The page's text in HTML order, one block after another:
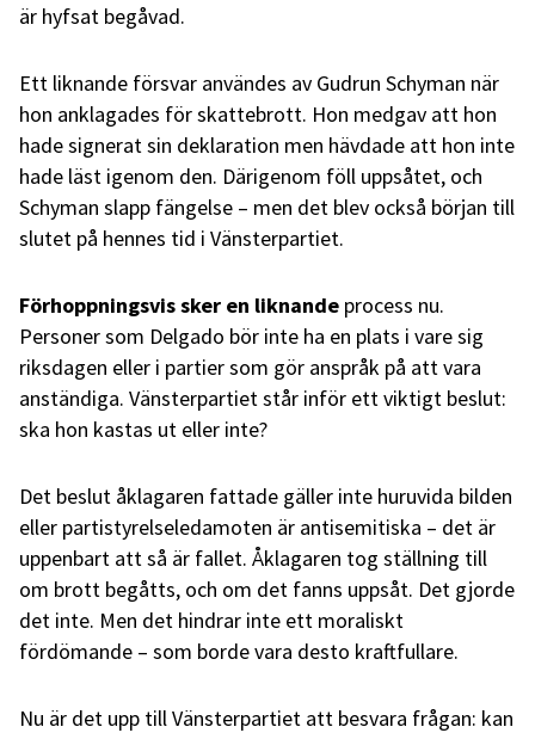
är hyfsat begåvad.
Ett liknande försvar användes av Gudrun Schyman när
hon anklagades för skattebrott. Hon medgav att hon
hade signerat sin deklaration men hävdade att hon inte
hade läst igenom den. Därigenom föll uppsåtet, och
Schyman slapp fängelse – men det blev också början till
slutet på hennes tid i Vänsterpartiet.
Förhoppningsvis sker en liknande process nu.
Personer som Delgado bör inte ha en plats i vare sig
riksdagen eller i partier som gör anspråk på att vara
anständiga. Vänsterpartiet står inför ett viktigt beslut:
ska hon kastas ut eller inte?
Det beslut åklagaren fattade gäller inte huruvida bilden
eller partistyrelseledamoten är antisemitiska – det är
uppenbart att så är fallet. Åklagaren tog ställning till
om brott begåtts, och om det fanns uppsåt. Det gjorde
det inte. Men det hindrar inte ett moraliskt
fördömande – som borde vara desto kraftfullare.
Nu är det upp till Vänsterpartiet att besvara frågan: kan